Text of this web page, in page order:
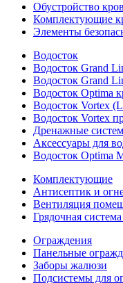
Обустройство
Комплектующие
Элементы
Водосток
Водосток Grand
Водосток Grand
Водосток Optima
Водосток Vortex
Водосток Vortex
Дренажные
Аксессуары для
Водосток Optima
Комплектующие
Антисептик и
Вентиляция
Грядочная
Ограждения
Панельные
Заборы жалюзи
Подсистемы для